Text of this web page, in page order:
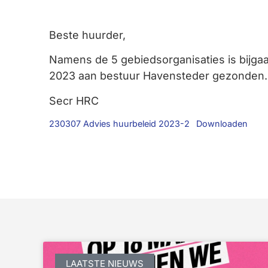
Beste huurder,
Namens de 5 gebiedsorganisaties is
2023 aan bestuur Havensteder gezonden.
Secr HRC
230307 Advies huurbeleid 2023-2 Downloaden
LAATSTE NIEUWS